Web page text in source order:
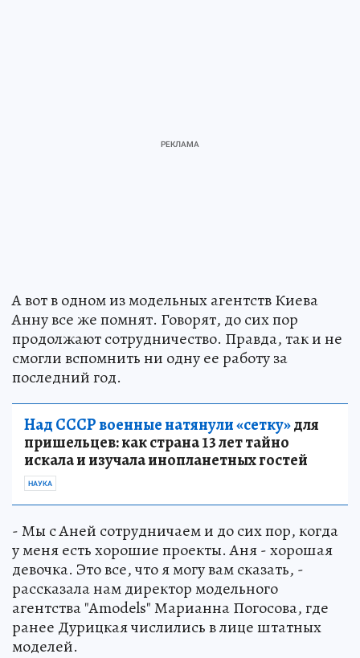
А вот в одном из модельных агентств Киева
Анну все же помнят. Говорят, до сих пор
продолжают сотрудничество. Правда, так и не
смогли вспомнить ни одну ее работу за
последний год.
Над СССР военные натянули «сетку»для
пришельцев: как страна 13 лет тайно
искала и изучала инопланетных гостей
НАУКА
- Мы с Аней сотрудничаем и до сих пор, когда
у меня есть хорошие проекты. Аня - хорошая
девочка. Это все, что я могу вам сказать, -
рассказала нам директор модельного
агентства "Amodels" Марианна Погосова, где
ранее Дурицкая числились в лице штатных
моделей.